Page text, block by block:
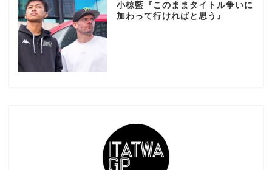
小椋藍『このままタイトル争いに
加わって行ければと思う』